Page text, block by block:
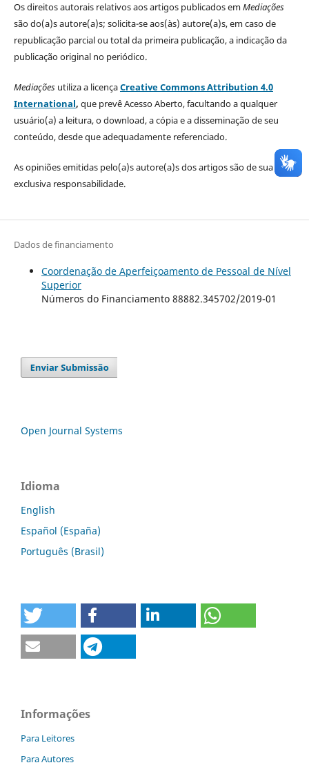
Os direitos autorais relativos aos artigos publicados emMediações
são do(a)s autore(a)s; solicita-se aos(às) autore(a)s, em caso de
republicação parcial ou total da primeira publicação, a indicação da
publicação original no periódico.
Mediaçõesutiliza a licençaCreative Commons Attribution 4.0
International, que prevê Acesso Aberto, facultando a qualquer
usuário(a) a leitura, o download, a cópia e a disseminação de seu
conteúdo, desde que adequadamente referenciado.
As opiniões emitidas pelo(a)s autore(a)s dos artigos são de sua
exclusiva responsabilidade.
Dados de financiamento
Coordenação de Aperfeiçoamento de Pessoal de Nível
Superior
Números do Financiamento 88882.345702/2019-01
Open Journal Systems
Idioma
English
Español (España)
Português (Brasil)
Informações
Para Leitores
Para Autores